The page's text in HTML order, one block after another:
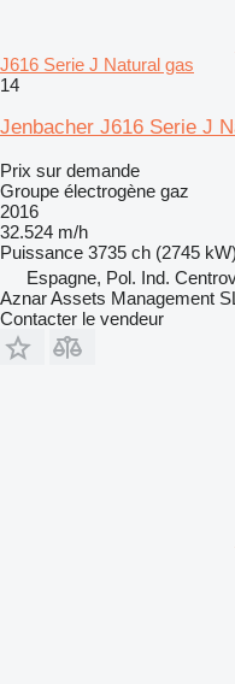
J616 Serie J Natural gas
14
Jenbacher J616 Serie J
Prix sur demande
Groupe électrogène gaz
2016
32.524 m/h
Puissance 3735 ch (2745 kW)
Espagne, Pol. Ind.
Aznar Assets Management
Contacter le vendeur